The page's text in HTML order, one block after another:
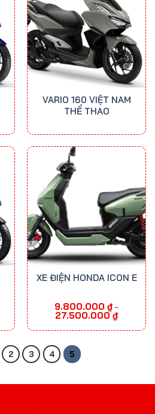
VARIO 160 VIỆT NAM
THỂ THAO
XE ĐIỆN HONDA ICON E
9.800.000 ₫ –
27.500.000₫Khoảng
giá:
9.800.000
2 3 4 5